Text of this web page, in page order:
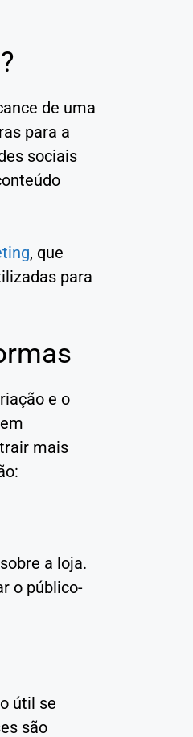
de uma
para a
sociais
, que
para
e o
mais
a loja.
o público-
útil se
são